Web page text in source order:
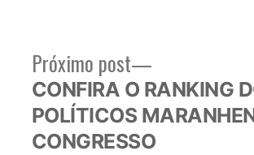
Navegação
de
Post
Próximo post
Próximo
post:
CONFIRA O RANKING
POLÍTICOS
CONGRESSO